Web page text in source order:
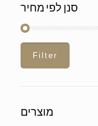
סנן לפי מחיר
Filter
מוצרים